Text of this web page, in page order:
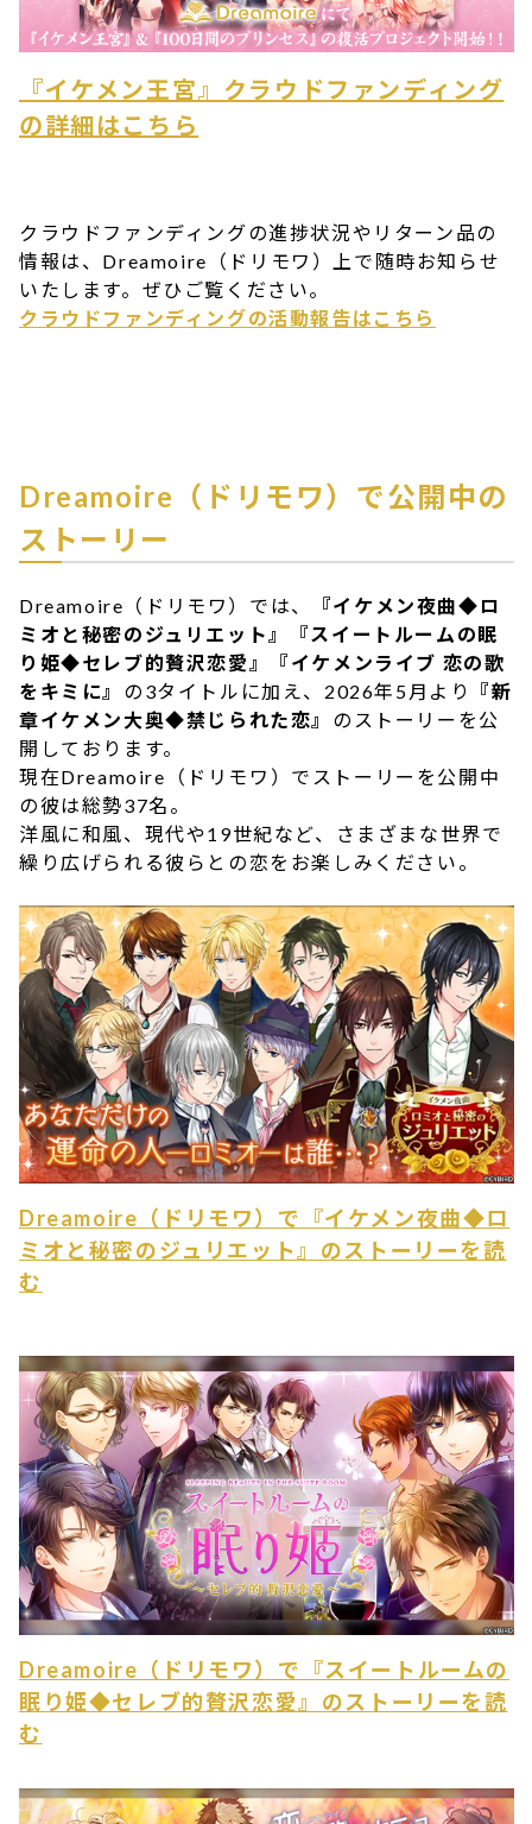
『イケメン王宮』クラウドファンディング
の詳細はこちら
クラウドファンディングの進捗状況やリターン品の
情報は、Dreamoire（ドリモワ）上で随時お知らせ
いたします。ぜひご覧ください。
クラウドファンディングの活動報告はこちら
Dreamoire（ドリモワ）で公開中の
ストーリー
Dreamoire（ドリモワ）では、
『イケメン夜曲◆ロ
ミオと秘密のジュリエット』『スイートルームの眠
り姫◆セレブ的贅沢恋愛』『イケメンライブ 恋の歌
をキミに』 の3タイトルに加え、2026年5月より
『新
章イケメン大奥◆禁じられた恋』 のストーリーを公
開しております。
現在Dreamoire（ドリモワ）でストーリーを公開中
の彼は総勢37名。
洋風に和風、現代や19世紀など、さまざまな世界で
繰り広げられる彼らとの恋をお楽しみください。
Dreamoire（ドリモワ）で『イケメン夜曲◆ロ
ミオと秘密のジュリエット』のストーリーを読
む
Dreamoire（ドリモワ）で『スイートルームの
眠り姫◆セレブ的贅沢恋愛』のストーリーを読
む